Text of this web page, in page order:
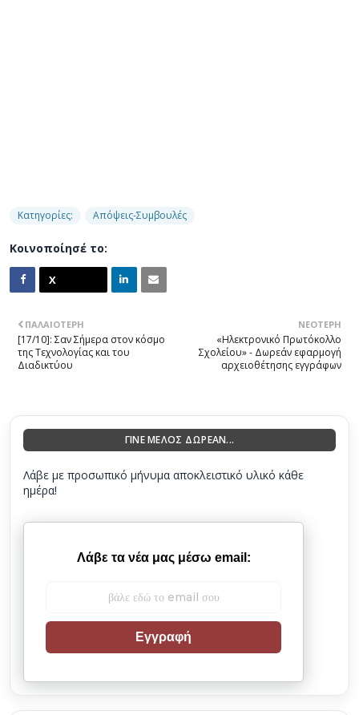
Κατηγορίες: Απόψεις-Συμβουλές
Κοινοποίησέ το:
ΝΕΌΤΕΡΗ
«Ηλεκτρονικό Πρωτόκολλο
Σχολείου» - Δωρεάν εφαρμογή
αρχειοθέτησης εγγράφων
ΠΑΛΑΙΌΤΕΡΗ
[17/10]: Σαν Σήμερα στον κόσμο
της Τεχνολογίας και του
Διαδικτύου
ΓΙΝΕ ΜΕΛΟΣ ΔΩΡΕΑΝ...
Λάβε με προσωπικό μήνυμα αποκλειστικό υλικό κάθε
ημέρα!
Λάβε τα νέα μας μέσω email:
Εγγραφή